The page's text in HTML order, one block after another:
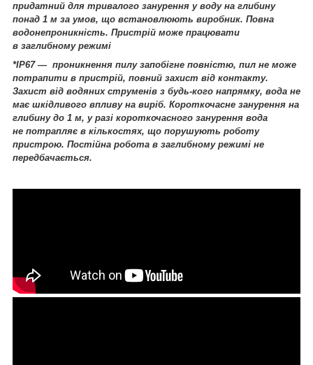
придатний для тривалого занурення у воду на глибину
понад 1 м за умов, що встановлюють виробник. Повна
водонепроникність. Пристрій може працювати
в заглибному режимі
*IP67 ― проникнення пилу запобігне повністю, пил не може
потрапити в пристрій, повний захист від контакту.
Захист від водяних струменів з будь-кого напрямку, вода не
має шкідливого впливу на виріб. Короткочасне занурення на
глибину до 1 м, у разі короткочасного занурення вода
не потрапляє в кількостях, що порушують роботу
пристрою. Постійна робота в заглибному режимі не
передбачається.